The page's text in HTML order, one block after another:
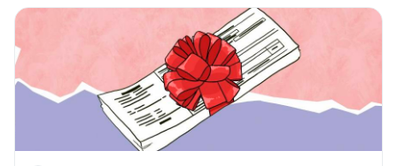
пользовании, владении и распоряжении ею. Поэтому
хозяева такого актива зачастую задаются вопросом
относительно того, как его реализовать. Одним из
способов отчуждения является договор дарения.
Рассмотрим подробнее, как оформить дарение доли в
совместной собственности.